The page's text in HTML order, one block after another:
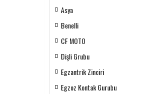
Asya
Benelli
CF MOTO
Dişli Grubu
Egzantrik Zinciri
Egzoz Kontak Gurubu